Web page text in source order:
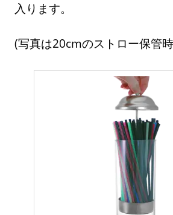
入ります。
(写真は20cmのストロー保管